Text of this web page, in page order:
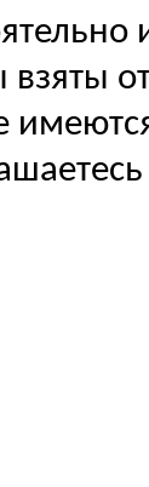
взяты